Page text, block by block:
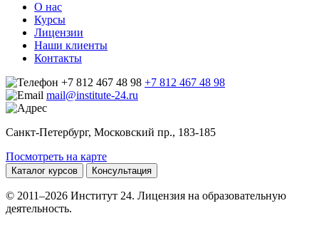
О нас
Курсы
Лицензии
Наши клиенты
Контакты
+7 812 467 48 98 +7 812 467 48 98
mail@institute-24.ru
Санкт-Петербург, Московский пр., 183-185
Посмотреть на карте
Каталог курсов Консультация
© 2011–2026 Институт 24. Лицензия на образовательную
деятельность.